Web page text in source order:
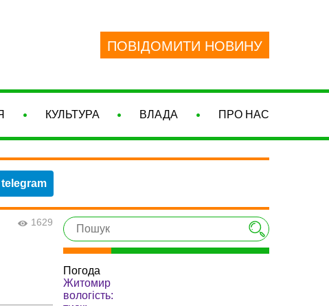
ПОВІДОМИТИ НОВИНУ
КУЛЬТУРА ВЛАДА ПРО НАС
1629
Погода
Житомир
вологість: